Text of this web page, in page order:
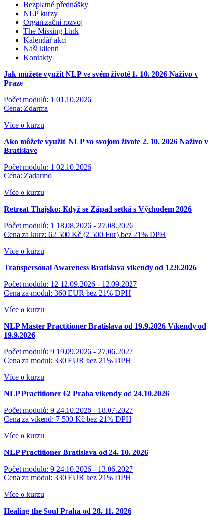
Bezplatné přednášky
NLP kurzy
Organizační rozvoj
The Missing Link
Kalendář akcí
Naši klienti
Kontakty
Jak můžete využít NLP ve svém životě 1. 10. 2026 Naživo v
Praze
Počet modulů: 1 01.10.2026
Cena: Zdarma
Více o kurzu
Ako môžete využiť NLP vo svojom živote 2. 10. 2026 Naživo v
Bratislave
Počet modulů: 1 02.10.2026
Cena: Zadarmo
Více o kurzu
Retreat Thajsko: Když se Západ setká s Východem 2026
Počet modulů: 1 18.08.2026 - 27.08.2026
Cena za kurz: 62 500 Kč (2 500 Eur) bez 21% DPH
Více o kurzu
Transpersonal Awareness Bratislava víkendy od 12.9.2026
Počet modulů: 12 12.09.2026 - 12.09.2027
Cena za modul: 360 EUR bez 21% DPH
Více o kurzu
NLP Master Practitioner Bratislava od 19.9.2026 Víkendy od
19.9.2026
Počet modulů: 9 19.09.2026 - 27.06.2027
Cena za modul: 330 EUR bez 21% DPH
Více o kurzu
NLP Practitioner 62 Praha víkendy od 24.10.2026
Počet modulů: 9 24.10.2026 - 18.07.2027
Cena za víkend: 7 500 Kč bez 21% DPH
Více o kurzu
NLP Practitioner Bratislava od 24. 10. 2026
Počet modulů: 9 24.10.2026 - 13.06.2027
Cena za modul: 330 EUR bez 21% DPH
Více o kurzu
Healing the Soul Praha od 28. 11. 2026